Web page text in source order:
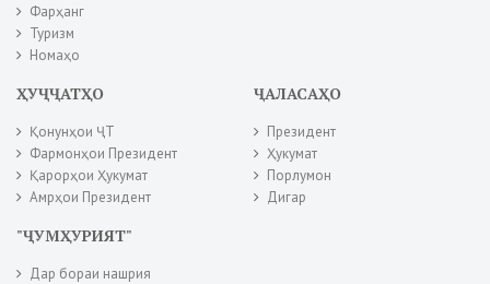
Фарҳанг
Туризм
Номаҳо
ҲУҶҶАТҲО
Қонунҳои ҶТ
Фармонҳои Президент
Қарорҳои Ҳукумат
Амрҳои Президент
ҶАЛАСАҲО
Президент
Ҳукумат
Порлумон
Дигар
"ҶУМҲУРИЯТ"
Дар бораи нашрия